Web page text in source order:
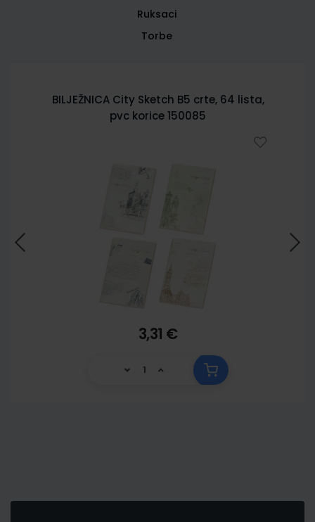
Ruksaci
Torbe
BILJEŽNICA City Sketch B5 crte, 64 lista,
pvc korice 150085
3,31 €